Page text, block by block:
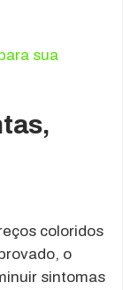
sua
coloridos
o
sintomas